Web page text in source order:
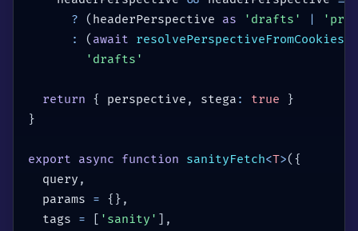
?
( headerPerspective as 'drafts' |
:
( await resolvePerspectiveFromCookies
'drafts'
return { perspective , stega : true
}
}
export async function sanityFetch<T>( {
  query
,
  params
= { } ,
  tags
= [ 'sanity' ] ,